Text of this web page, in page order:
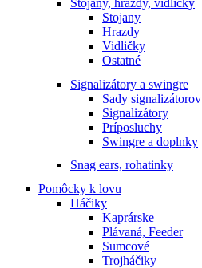
Stojany, hrazdy, vidličky
Stojany
Hrazdy
Vidličky
Ostatné
Signalizátory a swingre
Sady signalizátorov
Signalizátory
Príposluchy
Swingre a doplnky
Snag ears, rohatinky
Pomôcky k lovu
Háčiky
Kaprárske
Plávaná, Feeder
Sumcové
Trojháčiky